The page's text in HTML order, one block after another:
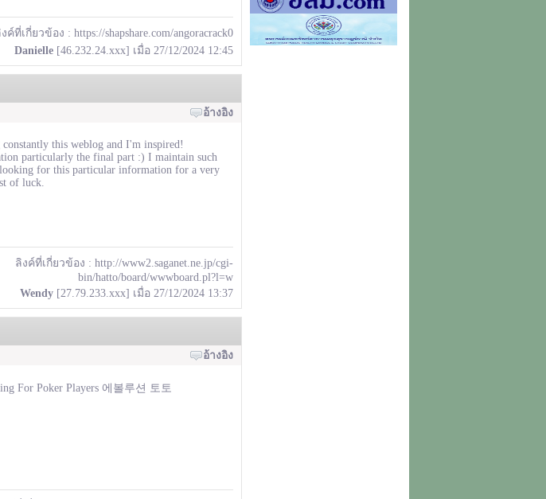
ค์ที่เกี่ยวข้อง : https://shapshare.com/angoracrack0
Danielle [46.232.24.xxx] เมื่อ 27/12/2024 12:45
อ้างอิง
this weblog and I'm inspired!
particularly the final part :) I maintain such
for this particular information for a very
of luck.
ลิงค์ที่เกี่ยวข้อง : http://www2.saganet.ne.jp/cgi-
bin/hatto/board/wwwboard.pl?l=w
Wendy [27.79.233.xxx] เมื่อ 27/12/2024 13:37
อ้างอิง
For Poker Players 에볼루션 토토